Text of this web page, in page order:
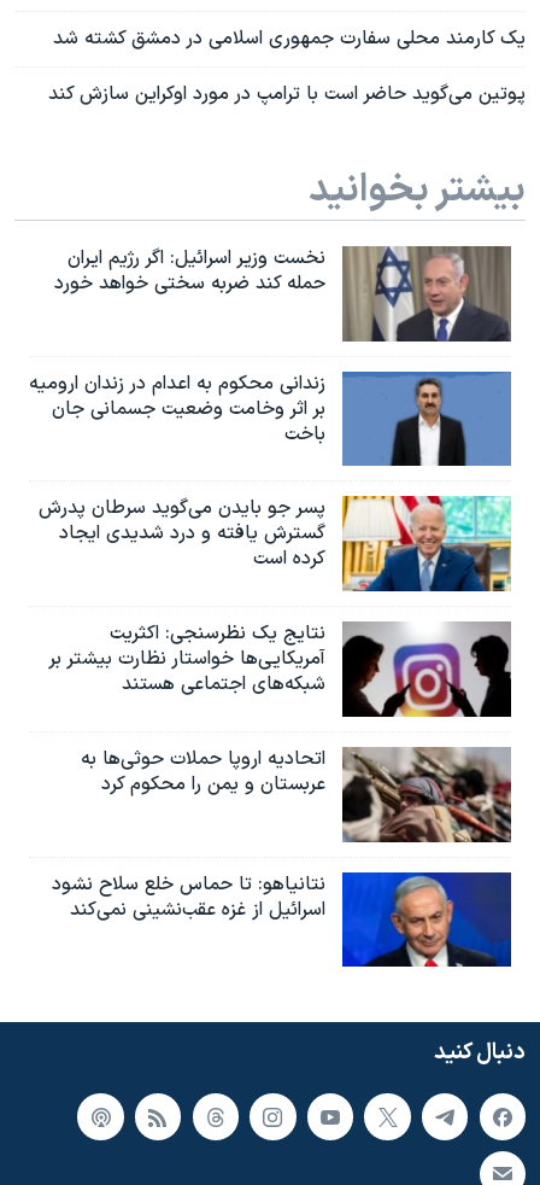
یک کارمند محلی سفارت جمهوری اسلامی در دمشق کشته شد
پوتین می‌گوید حاضر است با ترامپ در مورد اوکراین سازش کند
بیشتر بخوانید
نخست وزیر اسرائيل: اگر رژیم ایران
حمله کند ضربه سختی خواهد خورد
زندانی محکوم به اعدام در زندان ارومیه
بر اثر وخامت وضعیت جسمانی جان
باخت
پسر جو بایدن می‌گوید سرطان پدرش
گسترش یافته و درد شدیدی ایجاد
کرده است
نتایج یک نظرسنجی: اکثریت
آمریکایی‌ها خواستار نظارت بیشتر بر
شبکه‌های اجتماعی هستند
اتحادیه اروپا حملات حوثی‌ها به
عربستان و یمن را محکوم کرد
نتانیاهو: تا حماس خلع سلاح نشود
اسرائیل از غزه عقب‌نشینی نمی‌کند
دنبال کنید